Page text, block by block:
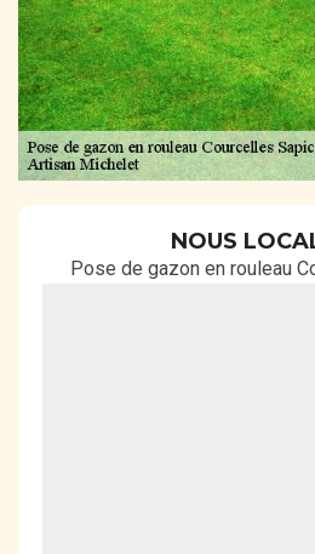
NOUS
Pose de gazon en rouleau